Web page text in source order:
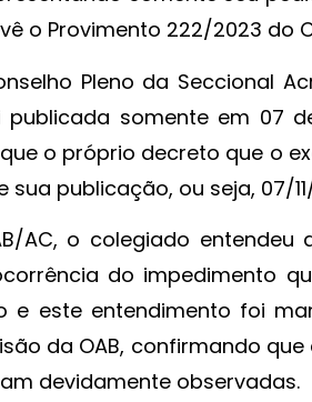
o Provimento 222/2023 do
Pleno da Seccional
somente em 07
o próprio decreto que o
publicação, ou seja, 07/
AC, o colegiado
do impedimento
e este entendimento foi
da OAB, confirmando
devidamente observadas.